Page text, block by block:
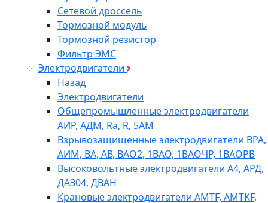
Сетевой дроссель
Тормозной модуль
Тормозной резистор
Фильтр ЭМС
Электродвигатели
Назад
Электродвигатели
Общепромышленные электродвигатели
АИР, АДМ, Ra, R, 5AM
Взрывозащищенные электродвигатели ВРА,
АИМ, ВА, АВ, ВАO2, 1ВАО, 1ВАОЧР, 1ВАОРВ
Высоковольтные электродвигатели A4, АРД,
ДАЗ04, ДВАН
Крановые электродвигатели AMTF, AMTKF,